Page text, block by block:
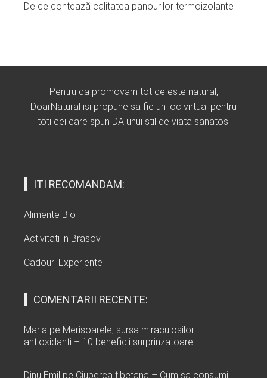
De ce contează calitatea panourilor termoizolante
Pentru ca promovam tot ce este natural,
DoarNatural isi propune sa fie un loc virtual pentru
toti cei care spun DA unui stil de viata sanatos.
ITI RECOMANDAM:
Alimente Bio
Activitati in Brasov
Cadouri Experiente
COMENTARII RECENTE:
Maria pe Merisoarele, sursa miraculosilor
antioxidanti – 10 beneficii surprinzatoare
Dinu Emil pe Ciuperca tibetana – Cum sa consumi